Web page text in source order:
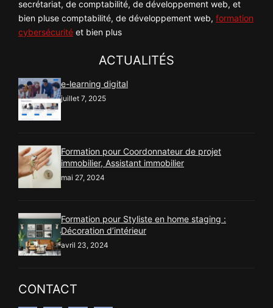
secrétariat, de comptabilité, de développement web, et
bien pluse comptabilité, de développement web, formation
cybersécurité et bien plus
ACTUALITÉS
e-learning digital
juillet 7, 2025
Formation pour Coordonnateur de projet
immobilier, Assistant immobilier
mai 27, 2024
Formation pour Styliste en home staging :
Décoration d’intérieur
avril 23, 2024
CONTACT